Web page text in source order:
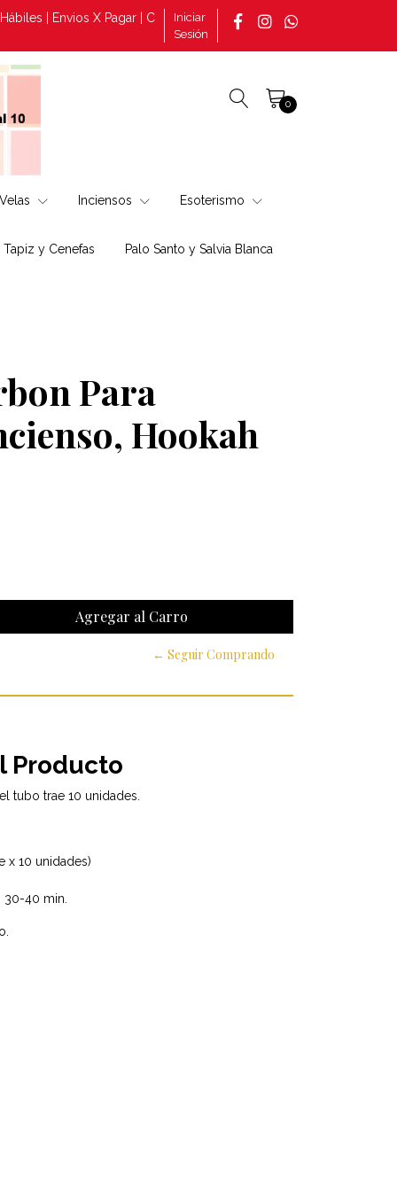
Envios X Pagar | Consultas por pedidos tomado en la página
Iniciar
Sesión
0
Velas Inciensos Esoterismo
Tapiz y Cenefas Palo Santo y Salvia Blanca
Para
Hookah
← Seguir Comprando
Producto
tubo trae 10 unidades.
x 10 unidades)
30-40 min.